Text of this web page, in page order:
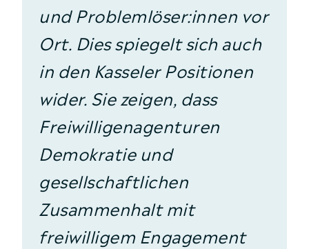
und Problemlöser:innen vor
Ort. Dies spiegelt sich auch
in den Kasseler Positionen
wider. Sie zeigen, dass
Freiwilligenagenturen
Demokratie und
gesellschaftlichen
Zusammenhalt mit
freiwilligem Engagement